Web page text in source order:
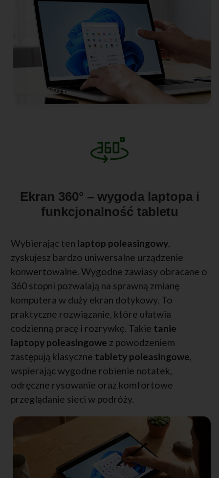
Ekran 360° – wygoda laptopa i
funkcjonalność tabletu
Wybierając ten laptop poleasingowy,
zyskujesz bardzo uniwersalne urządzenie
konwertowalne. Wygodne zawiasy obracane o
360 stopni pozwalają na sprawną zmianę
komputera w duży ekran dotykowy. To
praktyczne rozwiązanie, które ułatwia
codzienną pracę i rozrywkę. Takie tanie
laptopy poleasingowe z powodzeniem
zastępują klasyczne tablety poleasingowe,
wspierając wygodne robienie notatek,
odręczne rysowanie oraz komfortowe
przeglądanie sieci w podróży.